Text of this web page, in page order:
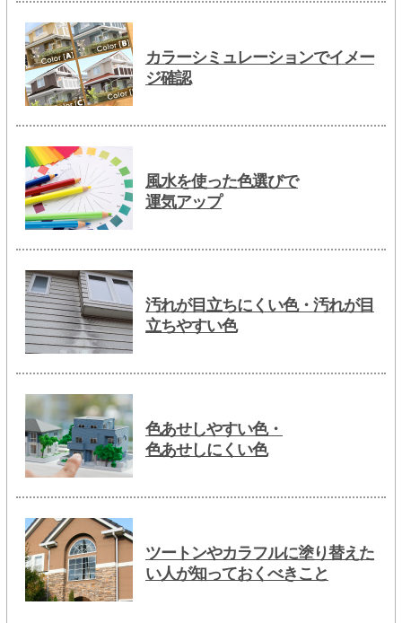
カラーシミュレーションでイメー
ジ確認
風水を使った色選びで
運気アップ
汚れが目立ちにくい色・汚れが目
立ちやすい色
色あせしやすい色・
色あせしにくい色
ツートンやカラフルに塗り替えた
い人が知っておくべきこと